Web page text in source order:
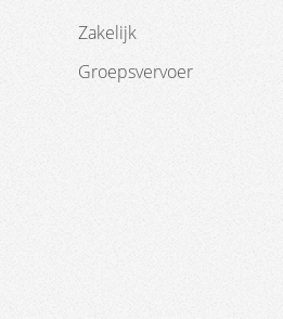
Zakelijk
Groepsvervoer